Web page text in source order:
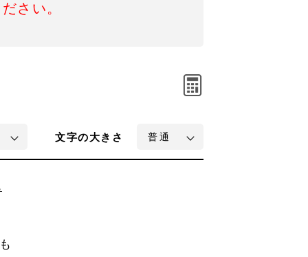
さい。
文字の大きさ